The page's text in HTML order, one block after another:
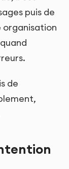
puis de
organisation
de